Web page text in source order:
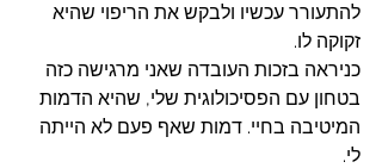
להתעורר עכשיו ולבקש את הריפוי שהיא
זקוקה לו.
כניראה בזכות העובדה שאני מרגישה כזה
בטחון עם הפסיכולוגית שלי, שהיא הדמות
המיטיבה בחיי. דמות שאף פעם לא הייתה
לי.